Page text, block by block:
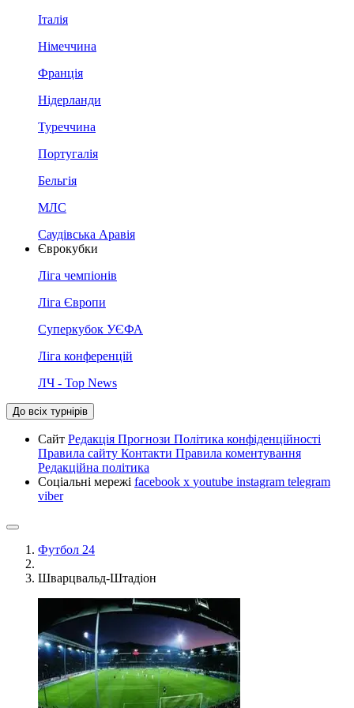
Італія
Німеччина
Франція
Нідерланди
Туреччина
Португалія
Бельгія
МЛС
Саудівська Аравія
Єврокубки
Ліга чемпіонів
Ліга Європи
Суперкубок УЄФА
Ліга конференцій
ЛЧ - Top News
До всіх турнірів
Сайт Редакція Прогнози Політика конфіденційності
Правила сайту Контакти Правила коментування
Редакційна політика
Соціальні мережі facebook x youtube instagram telegram
viber
Футбол 24
Шварцвальд-Штадіон